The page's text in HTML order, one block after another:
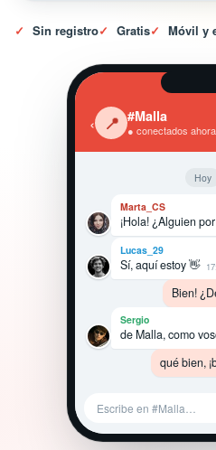
✓ Sin registro✓ Gratis✓ Móvil y
‹ 📍 #Malla
● conectados ahora
Hoy
Marta_CS
¡Hola! ¿Alguien
Lucas_29
Sí, aquí estoy 👋
Bien!
Sergio
de Malla, como
qué bien,
Escribe en #Malla…